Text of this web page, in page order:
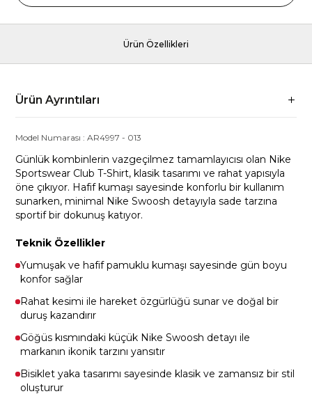
Ürün Özellikleri
Ürün Ayrıntıları
Model Numarası :AR4997 - 013
Günlük kombinlerin vazgeçilmez tamamlayıcısı olan Nike
Sportswear Club T-Shirt, klasik tasarımı ve rahat yapısıyla
öne çıkıyor. Hafif kumaşı sayesinde konforlu bir kullanım
sunarken, minimal Nike Swoosh detayıyla sade tarzına
sportif bir dokunuş katıyor.
Teknik Özellikler
Yumuşak ve hafif pamuklu kumaşı sayesinde gün boyu
konfor sağlar
Rahat kesimi ile hareket özgürlüğü sunar ve doğal bir
duruş kazandırır
Göğüs kısmındaki küçük Nike Swoosh detayı ile
markanın ikonik tarzını yansıtır
Bisiklet yaka tasarımı sayesinde klasik ve zamansız bir stil
oluşturur